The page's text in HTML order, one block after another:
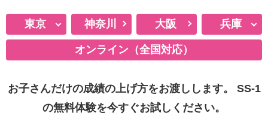
東京
白金台
神奈川 大阪 兵庫
オンライン（全国対応）
お子さんだけの成績の上げ方をお渡しします。
SS-1
の無料体験を今すぐお試しください。